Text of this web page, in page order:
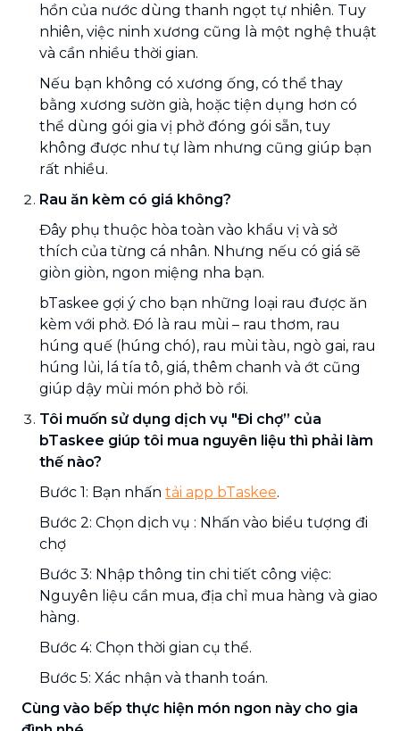
hồn của nước dùng thanh ngọt tự nhiên. Tuy
nhiên, việc ninh xương cũng là một nghệ thuật
và cần nhiều thời gian.
Nếu bạn không có xương ống, có thể thay
bằng xương sườn già, hoặc tiện dụng hơn có
thể dùng gói gia vị phở đóng gói sẵn, tuy
không được như tự làm nhưng cũng giúp bạn
rất nhiều.
Rau ăn kèm có giá không?
Đây phụ thuộc hòa toàn vào khẩu vị và sở
thích của từng cá nhân. Nhưng nếu có giá sẽ
giòn giòn, ngon miệng nha bạn.
bTaskee gợi ý cho bạn những loại rau được ăn
kèm với phở. Đó là rau mùi – rau thơm, rau
húng quế (húng chó), rau mùi tàu, ngò gai, rau
húng lủi, lá tía tô, giá, thêm chanh và ớt cũng
giúp dậy mùi món phở bò rồi.
Tôi muốn sử dụng dịch vụ "Đi chợ” của
bTaskee giúp tôi mua nguyên liệu thì phải làm
thế nào?
Bước 1: Bạn nhấn tải app bTaskee.
Bước 2: Chọn dịch vụ : Nhấn vào biểu tượng đi
chợ
Bước 3: Nhập thông tin chi tiết công việc:
Nguyên liệu cần mua, địa chỉ mua hàng và giao
hàng.
Bước 4: Chọn thời gian cụ thể.
Bước 5: Xác nhận và thanh toán.
Cùng vào bếp thực hiện món ngon này cho gia